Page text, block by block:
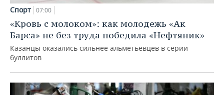
Спорт 07:00
«Кровь с молоком»: как молодежь «Ак
Барса» не без труда победила «Нефтяник»
Казанцы оказались сильнее альметьевцев в серии
буллитов